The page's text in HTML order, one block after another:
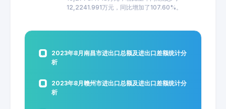
12,2241.991万元，同比增加了107.60%。
2023年8月南昌市进出口总额及进出口差额统计分
析
2023年8月赣州市进出口总额及进出口差额统计分
析